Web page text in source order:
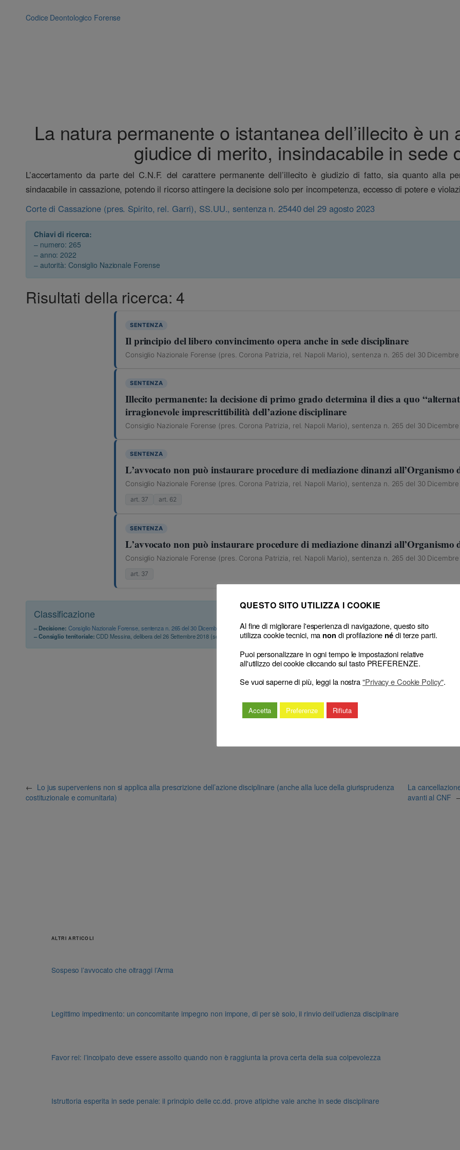
Codice Deontologico Forense
La natura permanente o istantanea dell’illecito è
giudice di merito, insindacabile in sede
L’accertamento da parte del C.N.F. del carattere permanente dell’illecito è giudizio di fatto, sia quanto alla
sindacabile in cassazione, potendo il ricorso attingere la decisione solo per incompetenza, eccesso di potere e
Corte di Cassazione (pres. Spirito, rel. Garri), SS.UU., sentenza n. 25440 del 29 agosto 2023
Chiavi di ricerca:
– numero: 265
– anno: 2022
– autorità: Consiglio Nazionale Forense
Risultati della ricerca: 4
SENTENZA
Il principio del libero convincimento opera anche in sede disciplinare
Consiglio Nazionale Forense (pres. Corona Patrizia, rel. Napoli Mario), sentenza n. 265 del 30 Dicembre
SENTENZA
Illecito permanente: la decisione di primo grado determina il dies a quo
irragionevole imprescrittibilità dell’azione disciplinare
Consiglio Nazionale Forense (pres. Corona Patrizia, rel. Napoli Mario), sentenza n. 265 del 30 Dicembre
SENTENZA
L’avvocato non può instaurare procedure di mediazione dinanzi all’Organismo
Consiglio Nazionale Forense (pres. Corona Patrizia, rel. Napoli Mario), sentenza n. 265 del 30 Dicembre
art. 37 art. 62
SENTENZA
L’avvocato non può instaurare procedure di mediazione dinanzi all’Organismo
Consiglio Nazionale Forense (pres. Corona Patrizia, rel. Napoli Mario), sentenza n. 265 del 30 Dicembre
art. 37
Classificazione
– Decisione: Consiglio Nazionale Forense, sentenza n. 265 del 30 Dicembre 2022
(respinge) (sospensione)
– Consiglio territoriale:CDD Messina, delibera del 26 Settembre 2018 (sospensione)
← Lo jus superveniens non si applica alla prescrizione dell’azione disciplinare (anche alla luce della giurisprudenza
costituzionale e comunitaria)
La
avanti al CNF
ALTRI ARTICOLI
Sospeso l’avvocato che oltraggi l’Arma
Legittimo impedimento: un concomitante impegno non impone, di per sè solo, il rinvio dell’udienza disciplinare
Favor rei: l’incolpato deve essere assolto quando non è raggiunta la prova certa della sua colpevolezza
Istruttoria esperita in sede penale: il principio delle cc.dd. prove atipiche vale anche in sede disciplinare
QUESTO SITO UTILIZZA I COOKIE
Al fine di migliorare l'esperienza di navigazione, questo sito
utilizza cookie tecnici, ma non di profilazione nédi terze parti.
Puoi personalizzare in ogni tempo le impostazioni relative
all'utilizzo dei cookie cliccando sul tasto PREFERENZE.
Se vuoi saperne di più, leggi la nostra"Privacy e Cookie Policy".
Accetta Preferenze Rifiuta